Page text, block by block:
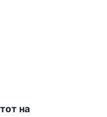
на